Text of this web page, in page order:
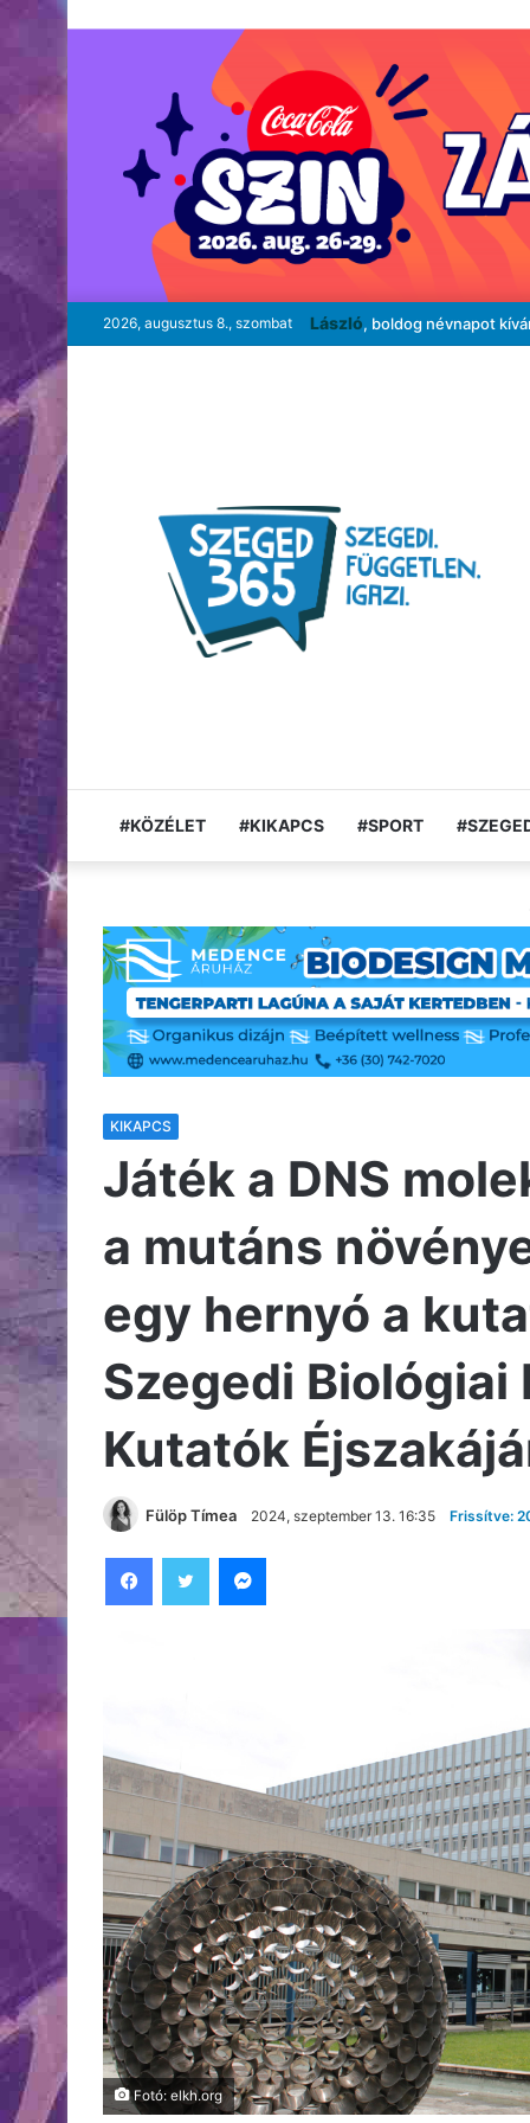
2026, augusztus 8., szombat László, boldog névnapot
#KÖZÉLET #KIKAPCS #SPORT
KIKAPCS
Játék a DNS
a mutáns
egy hernyó a
Szegedi
Kutatók
Fülöp Tímea 2024, szeptember 13. 16:35 Frissítve:
Fotó: elkh.org